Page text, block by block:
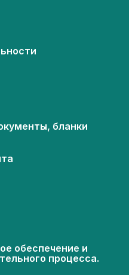
бланки
обеспечение и
процесса.